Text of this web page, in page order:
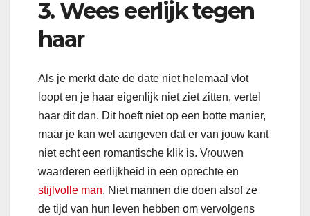
3. Wees eerlijk tegen
haar
Als je merkt date de date niet helemaal vlot
loopt en je haar eigenlijk niet ziet zitten, vertel
haar dit dan. Dit hoeft niet op een botte manier,
maar je kan wel aangeven dat er van jouw kant
niet echt een romantische klik is. Vrouwen
waarderen eerlijkheid in een oprechte en
stijlvolle man. Niet mannen die doen alsof ze
de tijd van hun leven hebben om vervolgens